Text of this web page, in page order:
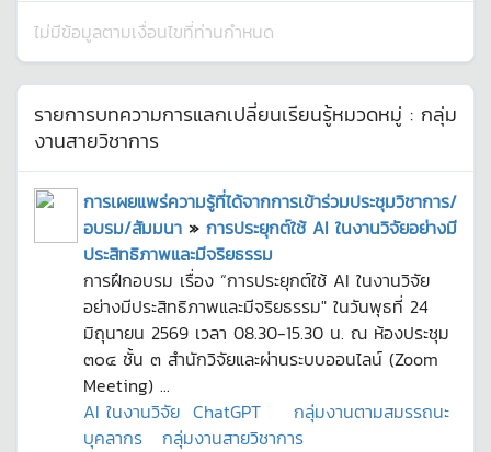
ไม่มีข้อมูลตามเงื่อนไขที่ท่านกำหนด
รายการบทความการแลกเปลี่ยนเรียนรู้หมวดหมู่ : กลุ่ม
งานสายวิชาการ
การเผยแพร่ความรู้ที่ได้จากการเข้าร่วมประชุมวิชาการ/
อบรม/สัมมนา » การประยุกต์ใช้ AI ในงานวิจัยอย่างมี
ประสิทธิภาพและมีจริยธรรม
การฝึกอบรม เรื่อง “การประยุกต์ใช้ AI ในงานวิจัย
อย่างมีประสิทธิภาพและมีจริยธรรม" ในวันพุธที่ 24
มิถุนายน 2569 เวลา 08.30-15.30 น. ณ ห้องประชุม
๓๐๔ ชั้น ๓ สำนักวิจัยและผ่านระบบออนไลน์ (Zoom
Meeting) ...
AI ในงานวิจัย ChatGPT
กลุ่มงานตามสมรรถนะ
บุคลากร
กลุ่มงานสายวิชาการ